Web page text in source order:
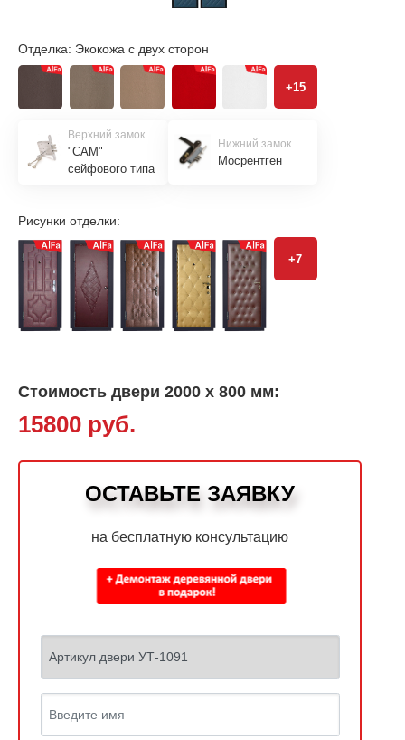
Отделка: Экокожа с двух сторон
+15
Верхний замок
"САМ"
сейфового типа
Нижний замок
Мосрентген
Рисунки отделки:
+7
Стоимость двери 2000 х 800 мм:
15800 руб.
ОСТАВЬТЕ ЗАЯВКУ
на бесплатную консультацию